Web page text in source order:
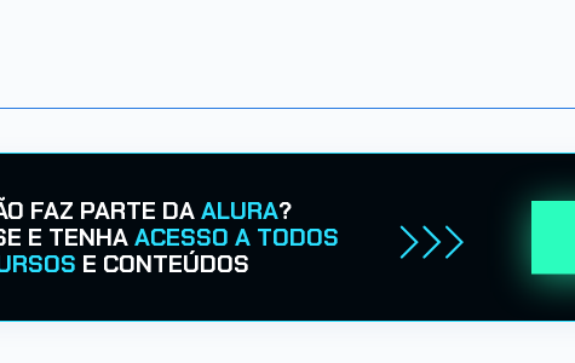
FAZ PARTE DAALURA?
E TENHAACESSO A TODOS
E CONTEÚDOS